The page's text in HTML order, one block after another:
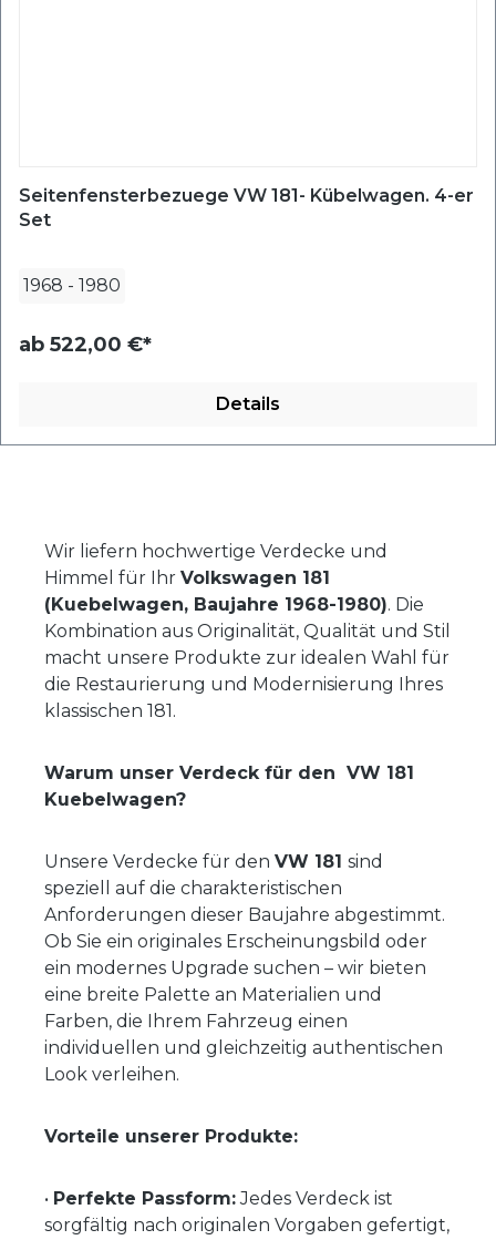
Seitenfensterbezuege VW 181- Kübelwagen. 4-er
Set
1968 - 1980
ab 522,00 €*
Details
Wir liefern hochwertige Verdecke und
Himmel für Ihr Volkswagen 181
(Kuebelwagen, Baujahre 1968-1980). Die
Kombination aus Originalität, Qualität und Stil
macht unsere Produkte zur idealen Wahl für
die Restaurierung und Modernisierung Ihres
klassischen 181.
Warum unser Verdeck für den VW 181
Kuebelwagen?
Unsere Verdecke für den VW 181 sind
speziell auf die charakteristischen
Anforderungen dieser Baujahre abgestimmt.
Ob Sie ein originales Erscheinungsbild oder
ein modernes Upgrade suchen – wir bieten
eine breite Palette an Materialien und
Farben, die Ihrem Fahrzeug einen
individuellen und gleichzeitig authentischen
Look verleihen.
Vorteile unserer Produkte:
• Perfekte Passform:Jedes Verdeck ist
sorgfältig nach originalen Vorgaben gefertigt,